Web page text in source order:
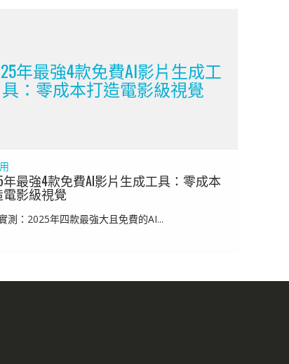
年最強4款免費AI影片生成工
具：零成本打造電影級視覺
年最強4款免費AI影片生成工具：零成本
影級視覺
測：2025年四款最強大且免費的AI...